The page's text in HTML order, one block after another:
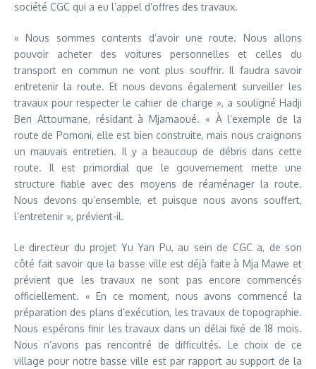
société CGC qui a eu l’appel d’offres des travaux.
« Nous sommes contents d’avoir une route. Nous allons
pouvoir acheter des voitures personnelles et celles du
transport en commun ne vont plus souffrir. Il faudra savoir
entretenir la route. Et nous devons également surveiller les
travaux pour respecter le cahier de charge », a souligné Hadji
Ben Attoumane, résidant à Mjamaoué. « À l’exemple de la
route de Pomoni, elle est bien construite, mais nous craignons
un mauvais entretien. Il y a beaucoup de débris dans cette
route. Il est primordial que le gouvernement mette une
structure fiable avec des moyens de réaménager la route.
Nous devons qu’ensemble, et puisque nous avons souffert,
l’entretenir », prévient-il.
Le directeur du projet Yu Yan Pu, au sein de CGC a, de son
côté fait savoir que la basse ville est déjà faite à Mja Mawe et
prévient que les travaux ne sont pas encore commencés
officiellement. « En ce moment, nous avons commencé la
préparation des plans d’exécution, les travaux de topographie.
Nous espérons finir les travaux dans un délai fixé de 18 mois.
Nous n’avons pas rencontré de difficultés. Le choix de ce
village pour notre basse ville est par rapport au support de la